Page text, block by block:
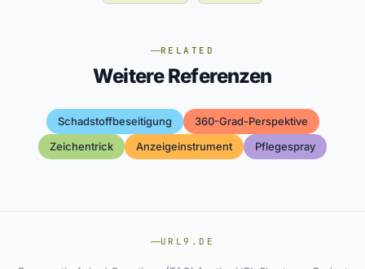
RELATED
Weitere Referenzen
Schadstoffbeseitigung
360-Grad-Perspektive
Zeichentrick
Anzeigeinstrument Pflegespray
URL9.DE